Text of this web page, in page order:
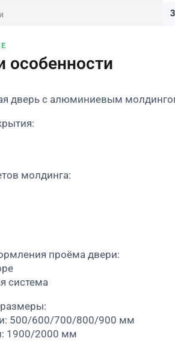
особенности
дверь с алюминиевым
молдинга:
проёма двери:
система
500/600/700/800/900 мм
1900/2000 мм